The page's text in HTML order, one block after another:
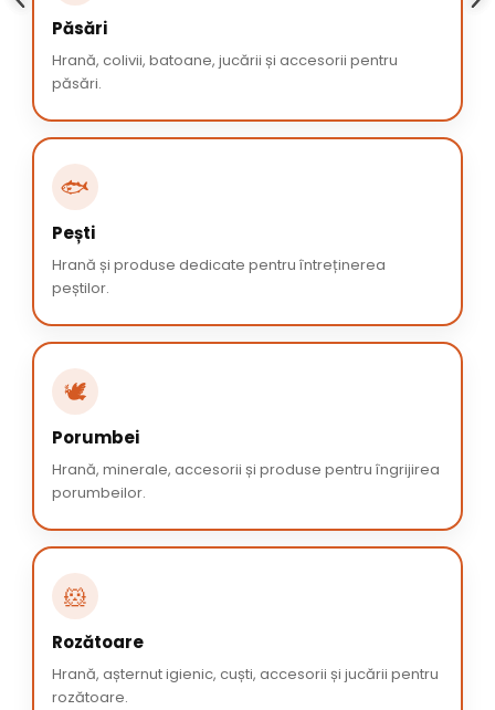
Păsări
Hrană, colivii, batoane, jucării și accesorii pentru
păsări.
🐟
Pești
Hrană și produse dedicate pentru întreținerea
peștilor.
🕊️
Porumbei
Hrană, minerale, accesorii și produse pentru îngrijirea
porumbeilor.
🐹
Rozătoare
Hrană, așternut igienic, cuști, accesorii și jucării pentru
rozătoare.